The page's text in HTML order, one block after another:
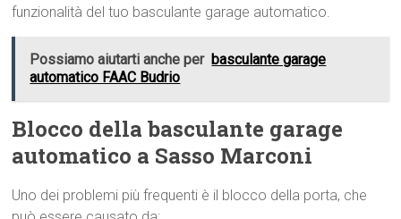
funzionalità del tuo basculante garage automatico.
Possiamo aiutarti anche per basculante garage
automatico FAAC Budrio
Blocco della basculante garage
automatico a Sasso Marconi
Uno dei problemi più frequenti è il blocco della porta, che